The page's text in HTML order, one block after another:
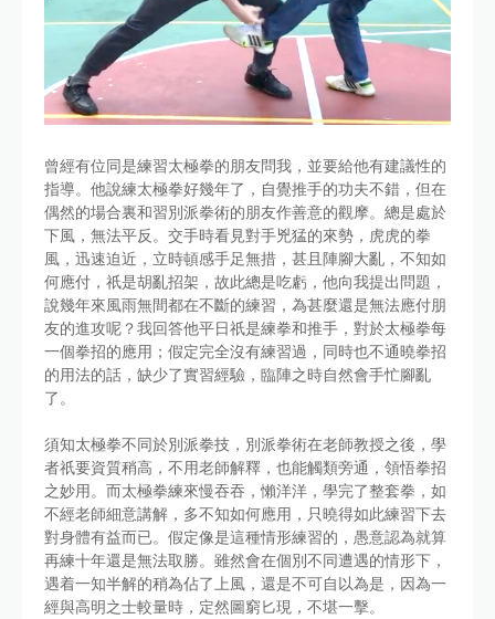
曾經有位同是練習太極拳的朋友問我，並要給他有建議性的
指導。他說練太極拳好幾年了，自覺推手的功夫不錯，但在
偶然的場合裏和習別派拳術的朋友作善意的觀摩。總是處於
下風，無法平反。交手時看見對手兇猛的來勢，虎虎的拳
風，迅速迫近，立時頓感手足無措，甚且陣腳大亂，不知如
何應付，祇是胡亂招架，故此總是吃虧，他向我提出問題，
說幾年來風雨無間都在不斷的練習，為甚麼還是無法應付朋
友的進攻呢？我回答他平日祇是練拳和推手，對於太極拳每
一個拳招的應用；假定完全沒有練習過，同時也不通曉拳招
的用法的話，缺少了實習經驗，臨陣之時自然會手忙腳亂
了。
須知太極拳不同於別派拳技，別派拳術在老師教授之後，學
者祇要資質稍高，不用老師解釋，也能觸類旁通，領悟拳招
之妙用。而太極拳練來慢吞吞，懶洋洋，學完了整套拳，如
不經老師細意講解，多不知如何應用，只曉得如此練習下去
對身體有益而已。假定像是這種情形練習的，愚意認為就算
再練十年還是無法取勝。雖然會在個別不同遭遇的情形下，
遇着一知半解的稍為佔了上風，還是不可自以為是，因為一
經與高明之士較量時，定然圖窮匕現，不堪一擊。